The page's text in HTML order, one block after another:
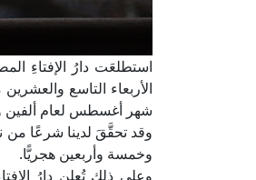
استطلعَت دارُ الإفتاءِ
الأربعاء التاسع
شهر أغسطس لعام ألفين
وقد تحقَّقَ لدينا شرعًا من
وخمسة وأربعين هجريًّا.
وعلى ذلك تُعلن دارُ